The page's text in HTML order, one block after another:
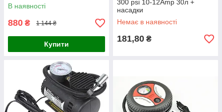
В наявності
880 ₴ 1 144 ₴
Купити
300 psi 10-12Amp 30л +
насадки
Немає в наявності
181,80 ₴